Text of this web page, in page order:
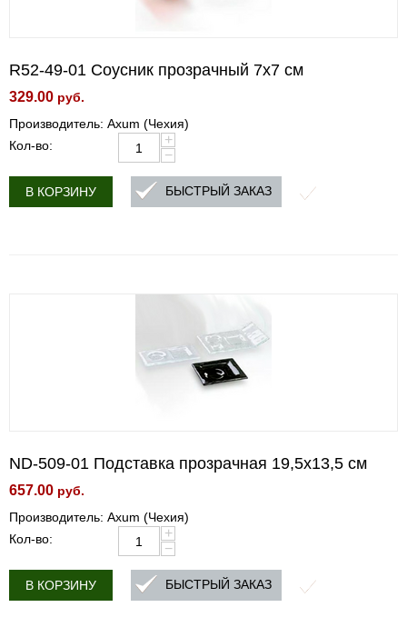
R52-49-01 Соусник прозрачный 7х7 см
329.00 руб.
Производитель: Axum (Чехия)
Кол-во:
+
−
В КОРЗИНУ БЫСТРЫЙ ЗАКАЗ
ND-509-01 Подставка прозрачная 19,5x13,5 см
657.00 руб.
Производитель: Axum (Чехия)
Кол-во:
+
−
В КОРЗИНУ БЫСТРЫЙ ЗАКАЗ